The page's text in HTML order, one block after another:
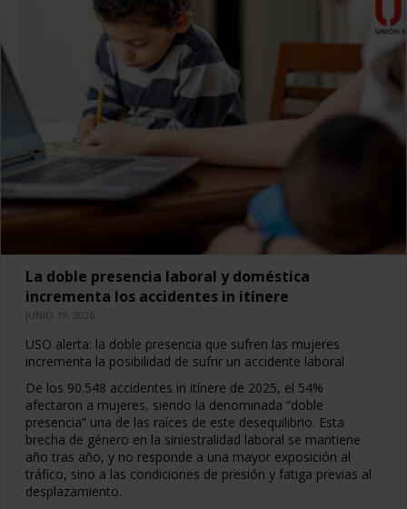
La doble presencia laboral y doméstica
incrementa los accidentes in itínere
JUNIO 19, 2026
USO alerta: la doble presencia que sufren las mujeres
incrementa la posibilidad de sufrir un accidente laboral
De los 90.548 accidentes in itínere de 2025, el 54%
afectaron a mujeres, siendo la denominada “doble
presencia” una de las raíces de este desequilibrio. Esta
brecha de género en la siniestralidad laboral se mantiene
año tras año, y no responde a una mayor exposición al
tráfico, sino a las condiciones de presión y fatiga previas al
desplazamiento.